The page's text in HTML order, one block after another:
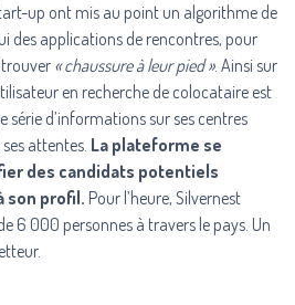
up ont mis au point un algorithme de
des applications de rencontres, pour
« chaussure à leur pied ». Ainsi sur
en recherche de colocataire est
série d’informations sur ses centres
attentes. La plateforme se
des candidats potentiels
son profil. Pour l’heure, Silvernest
6 000 personnes à travers le pays. Un